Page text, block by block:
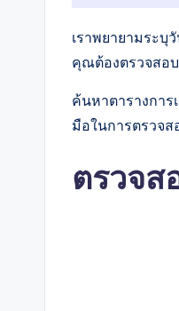
เราพยายามระบุ
คุณต้องตรวจสอ
ค้นหาตารางการ
มือในการตรวจส
ตรวจส